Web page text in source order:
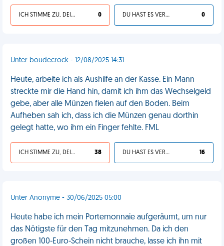
ICH STIMME ZU, DEIN LEBEN IST SCHEISSE 0 DU HAST ES VERDIENT 0
Unter boudecrock - 12/08/2025 14:31
Heute, arbeite ich als Aushilfe an der Kasse. Ein Mann
streckte mir die Hand hin, damit ich ihm das Wechselgeld
gebe, aber alle Münzen fielen auf den Boden. Beim
Aufheben sah ich, dass ich die Münzen genau dorthin
gelegt hatte, wo ihm ein Finger fehlte. FML
ICH STIMME ZU, DEIN LEBEN IST SCHEISSE 38 DU HAST ES VERDIENT 16
Unter Anonyme - 30/06/2025 05:00
Heute habe ich mein Portemonnaie aufgeräumt, um nur
das Nötigste für den Tag mitzunehmen. Da ich den
großen 100-Euro-Schein nicht brauche, lasse ich ihn mit